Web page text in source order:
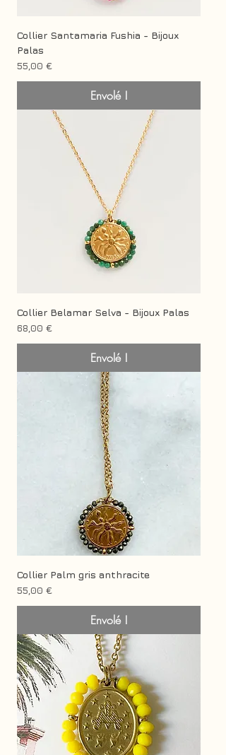
Collier Santamaria Fushia - Bijoux
Palas
Prix
55,00 €
Envolé !
Collier Belamar Selva - Bijoux Palas
Prix
68,00 €
Envolé !
Collier Palm gris anthracite
Prix
55,00 €
Envolé !